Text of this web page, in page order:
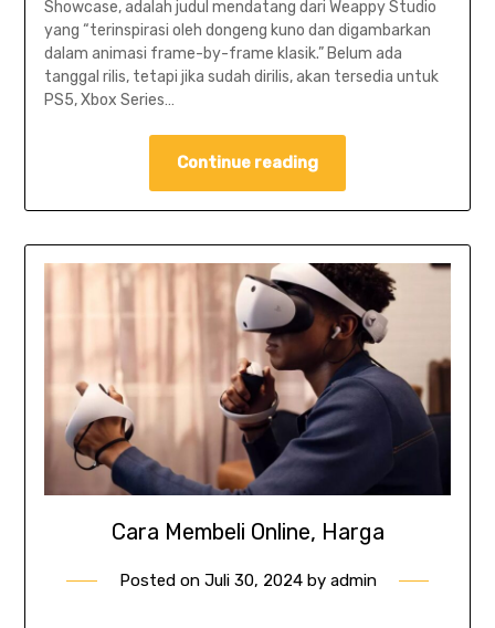
Showcase, adalah judul mendatang dari Weappy Studio
yang “terinspirasi oleh dongeng kuno dan digambarkan
dalam animasi frame-by-frame klasik.” Belum ada
tanggal rilis, tetapi jika sudah dirilis, akan tersedia untuk
PS5, Xbox Series…
Continue reading
Cara Membeli Online, Harga
Posted on Juli 30, 2024by admin